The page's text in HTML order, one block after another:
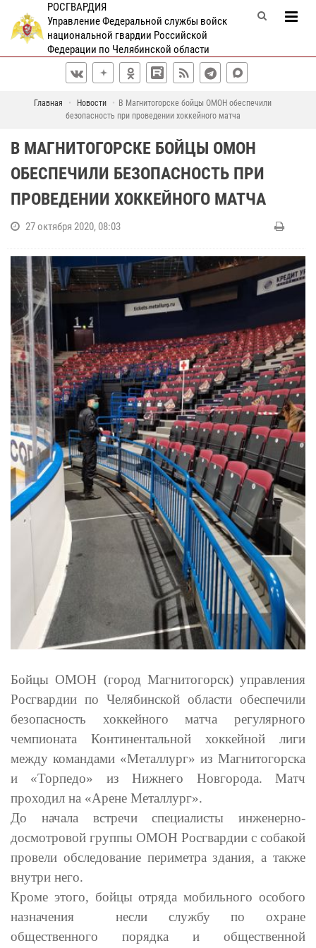
РОСГВАРДИЯ
Управление Федеральной службы войск
национальной гвардии Российской
Федерации по Челябинской области
Главная Новости
В Магнитогорске бойцы ОМОН обеспечили
безопасность при проведении хоккейного матча
В МАГНИТОГОРСКЕ БОЙЦЫ ОМОН
ОБЕСПЕЧИЛИ БЕЗОПАСНОСТЬ ПРИ
ПРОВЕДЕНИИ ХОККЕЙНОГО МАТЧА
27 октября 2020, 08:03
Бойцы ОМОН (город Магнитогорск) управления
Росгвардии по Челябинской области обеспечили
безопасность хоккейного матча регулярного
чемпионата Континентальной хоккейной лиги
между командами «Металлург» из Магнитогорска
и «Торпедо» из Нижнего Новгорода. Матч
проходил на «Арене Металлург».
До начала встречи специалисты инженерно-
досмотровой группы ОМОН Росгвардии с собакой
провели обследование периметра здания, а также
внутри него.
Кроме этого, бойцы отряда мобильного особого
назначения несли службу по охране
общественного порядка и общественной